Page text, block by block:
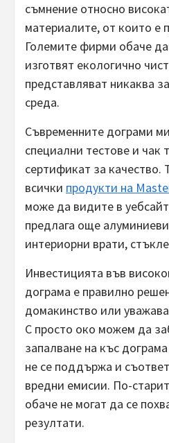
съмнение относно
материалите, от които е
Големите фирми обаче
изготвят екологично
представляват никаква
среда.
Съвременните дограми
специални тестове и чак
сертификат за качество.
всички продукти на
може да видите в
предлага още
интериорни врати,
Инвестицията във
дограма е правилно
домакинство или
С просто око можем да
запалване на къс
не се поддържа и
вредни емисии. По-
обаче не могат да се
резултати.